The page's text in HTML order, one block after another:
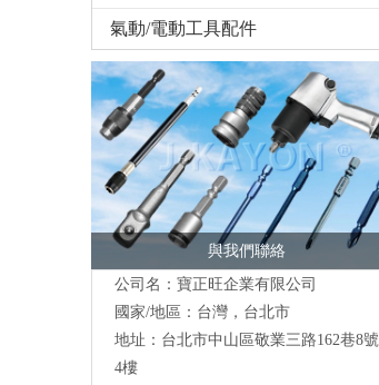
氣動/電動工具配件
與我們聯絡
公司名：寶正旺企業有限公司
國家/地區：台灣，台北市
地址：台北市中山區敬業三路162巷8號
4樓